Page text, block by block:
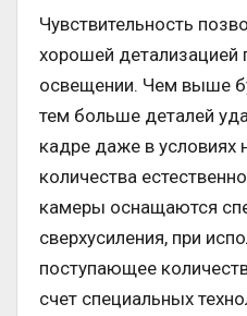
Чувствительность
хорошей детализацией
освещении. Чем выше
тем больше деталей
кадре даже в условиях
количества
камеры оснащаются
сверхусиления, при
поступающее
счет специальных